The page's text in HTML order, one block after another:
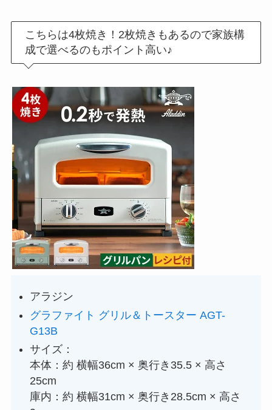
こちらは4枚焼き！2枚焼きもあるので家族構
成で選べるのもポイント高い♪
アラジン
グラファイト グリル＆トースター AGT-
G13B
サイズ：
本体：約 横幅36cm × 奥行き35.5 × 高さ
25cm
庫内：約 横幅31cm × 奥行き28.5cm × 高さ